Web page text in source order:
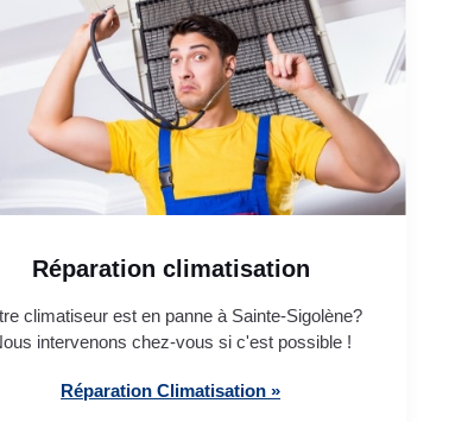
Réparation climatisation
climatiseur est en panne à Sainte-Sigolène?
intervenons chez-vous si c'est possible !
Réparation Climatisation »